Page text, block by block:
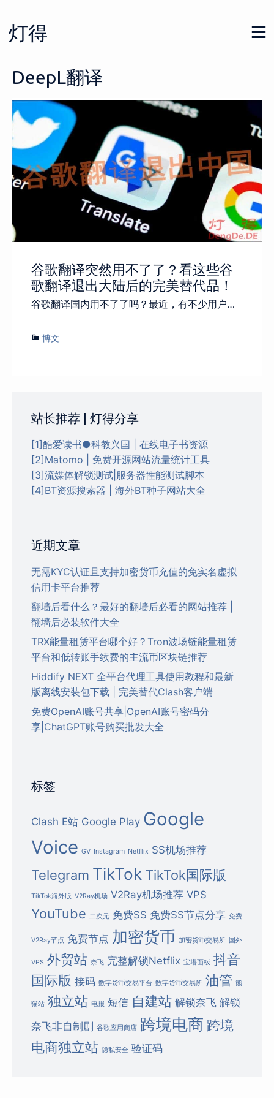
content
灯得
DeepL翻译
谷歌翻译突然用不了了？看这些谷
歌翻译退出大陆后的完美替代品！
谷歌翻译国内用不了了吗？最近，有不少用户…
博文
站长推荐 | 灯得分享
[1]酷爱读书●科教兴国 | 在线电子书资源
[2]Matomo | 免费开源网站流量统计工具
[3]流媒体解锁测试|服务器性能测试脚本
[4]BT资源搜索器 | 海外BT种子网站大全
近期文章
无需KYC认证且支持加密货币充值的免实名虚拟
信用卡平台推荐
翻墙后看什么？最好的翻墙后必看的网站推荐 |
翻墙后必装软件大全
TRX能量租赁平台哪个好？Tron波场链能量租赁
平台和低转账手续费的主流币区块链推荐
Hiddify NEXT 全平台代理工具使用教程和最新
版离线安装包下载 | 完美替代Clash客户端
免费OpenAI账号共享|OpenAI账号密码分
享|ChatGPT账号购买批发大全
标签
Clash E站 Google Play Google
Voice GV Instagram Netflix SS机场推荐
Telegram TikTok TikTok国际版
TikTok海外版 V2Ray机场 V2Ray机场推荐 VPS
YouTube 二次元 免费SS 免费SS节点分享 免费
V2Ray节点 免费节点 加密货币 加密货币交易所 国外
VPS 外贸站 奈飞 完整解锁Netflix 宝塔面板 抖音
国际版 接码 数字货币交易平台 数字货币交易所 油管 熊
猫站 独立站 电报 短信 自建站 解锁奈飞 解锁
奈飞非自制剧 谷歌应用商店 跨境电商 跨境
电商独立站 隐私安全 验证码